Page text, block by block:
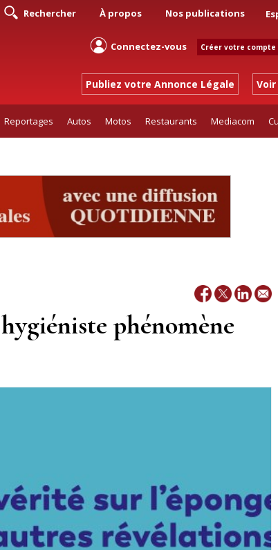
Rechercher À propos Nos publications
Connectez-vous Créer votre compte
Publiez votre Annonce Légale
Reportages Autos Motos Restaurants Mediacom
phénomène